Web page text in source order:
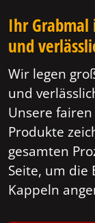
Ihr Grabmal
und
Wir legen
und
Unsere
Produkte
gesamten
Seite, um die
Kappeln